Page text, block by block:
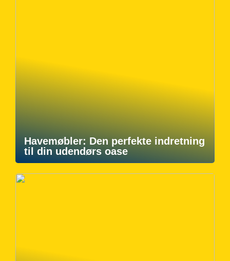
Havemøbler: Den perfekte indretning
til din udendørs oase